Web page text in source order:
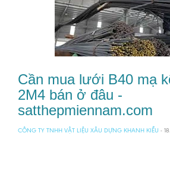
Cần mua lưới B40 mạ
2M4 bán ở đâu -
satthepmiennam.com
CÔNG TY TNHH VẬT LIỆU XÂU DỰNG KHANH KIỀU -